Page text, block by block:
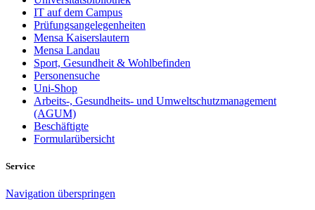
IT auf dem Campus
Prüfungsangelegenheiten
Mensa Kaiserslautern
Mensa Landau
Sport, Gesundheit & Wohlbefinden
Personensuche
Uni-Shop
Arbeits-, Gesundheits- und Umweltschutzmanagement
(AGUM)
Beschäftigte
Formularübersicht
Service
Navigation überspringen